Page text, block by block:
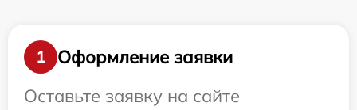
1
Оформление заявки
Оставьте заявку на сайте